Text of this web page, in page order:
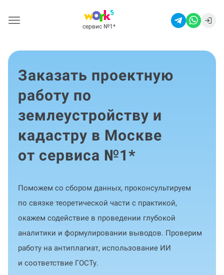
сервис №1 *
Заказать проектную
работу по
землеустройству и
кадастру в Москве
от сервиса №1*
Поможем со сбором данных, проконсультируем
по связке теоретической части с практикой,
окажем содействие в проведении глубокой
аналитики и формулировании выводов. Проверим
работу на антиплагиат, использование ИИ
и соответствие ГОСТу.